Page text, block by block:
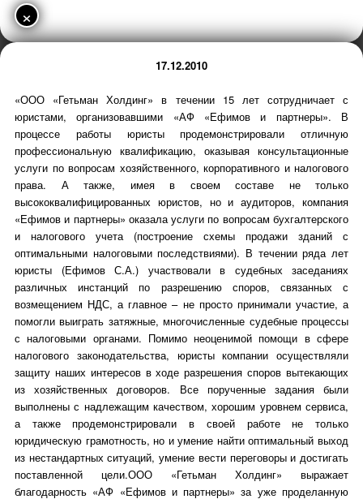
×
17.12.2010
«ООО «Гетьман Холдинг» в течении 15 лет сотрудничает с
юристами, организовавшими «АФ «Ефимов и партнеры». В
процессе работы юристы продемонстрировали отличную
профессиональную квалификацию, оказывая консультационные
услуги по вопросам хозяйственного, корпоративного и налогового
права. А также, имея в своем составе не только
высококвалифицированных юристов, но и аудиторов, компания
«Ефимов и партнеры» оказала услуги по вопросам бухгалтерского
и налогового учета (построение схемы продажи зданий с
оптимальными налоговыми последствиями). В течении ряда лет
юристы (Ефимов С.А.) участвовали в судебных заседаниях
различных инстанций по разрешению споров, связанных с
возмещением НДС, а главное – не просто принимали участие, а
помогли выиграть затяжные, многочисленные судебные процессы
с налоговыми органами. Помимо неоценимой помощи в сфере
налогового законодательства, юристы компании осуществляли
защиту наших интересов в ходе разрешения споров вытекающих
из хозяйственных договоров. Все порученные задания были
выполнены с надлежащим качеством, хорошим уровнем сервиса,
а также продемонстрировали в своей работе не только
юридическую грамотность, но и умение найти оптимальный выход
из нестандартных ситуаций, умение вести переговоры и достигать
поставленной цели.ООО «Гетьман Холдинг» выражает
благодарность «АФ «Ефимов и партнеры» за уже проделанную